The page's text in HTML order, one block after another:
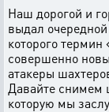
Наш дорогой и
выдал
которого термин
совершенно
атакеры
Давайте снимем
которую мы